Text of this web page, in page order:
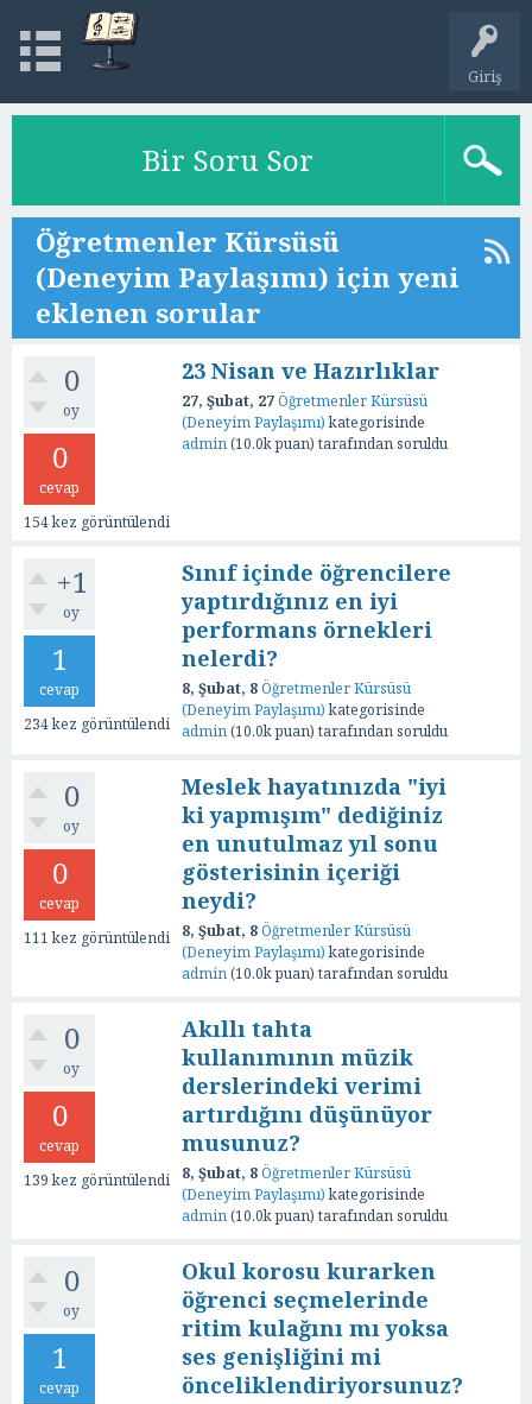
Giriş
Bir Soru Sor
Öğretmenler Kürsüsü
(Deneyim Paylaşımı) için yeni
eklenen sorular
0
oy
0
cevap
154kez görüntülendi
23 Nisan ve Hazırlıklar
27, Şubat, 27Öğretmenler Kürsüsü
(Deneyim Paylaşımı)kategorisinde
admin(10.0kpuan) tarafından soruldu
+1
oy
1
cevap
234kez görüntülendi
Sınıf içinde öğrencilere
yaptırdığınız en iyi
performans örnekleri
nelerdi?
8, Şubat, 8Öğretmenler Kürsüsü
(Deneyim Paylaşımı)kategorisinde
admin(10.0kpuan) tarafından soruldu
0
oy
0
cevap
111kez görüntülendi
Meslek hayatınızda "iyi
ki yapmışım" dediğiniz
en unutulmaz yıl sonu
gösterisinin içeriği
neydi?
8, Şubat, 8Öğretmenler Kürsüsü
(Deneyim Paylaşımı)kategorisinde
admin(10.0kpuan) tarafından soruldu
0
oy
0
cevap
139kez görüntülendi
Akıllı tahta
kullanımının müzik
derslerindeki verimi
artırdığını düşünüyor
musunuz?
8, Şubat, 8Öğretmenler Kürsüsü
(Deneyim Paylaşımı)kategorisinde
admin(10.0kpuan) tarafından soruldu
0
oy
1
cevap
Okul korosu kurarken
öğrenci seçmelerinde
ritim kulağını mı yoksa
ses genişliğini mi
önceliklendiriyorsunuz?